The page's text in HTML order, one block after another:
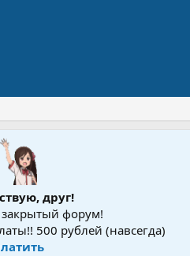
друг!
форум!
500 рублей (навсегда)